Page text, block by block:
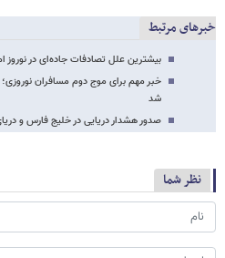
خبرهای مرتبط
بیشترین علل تصادفات جاده‌ای در نوروز
خبر مهم برای موج دوم مسافران
شد
صدور هشدار دریایی در خلیج فارس و
نظر شما